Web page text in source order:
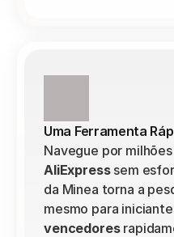
Uma Ferramenta
Navegue por
AliExpress sem
da Minea torna a
mesmo para
vencedores